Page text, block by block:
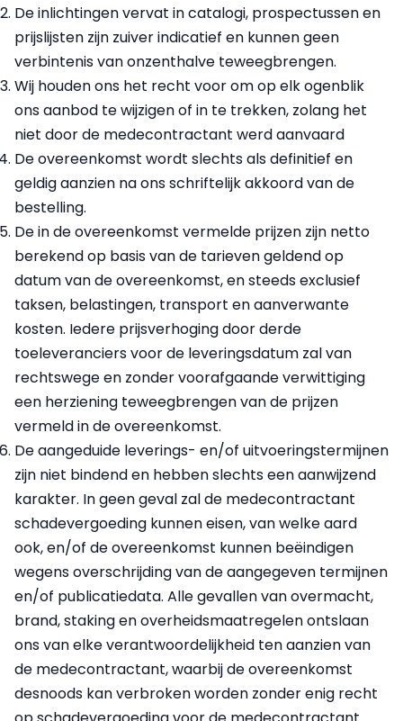
De inlichtingen vervat in catalogi, prospectussen en
prijslijsten zijn zuiver indicatief en kunnen geen
verbintenis van onzenthalve teweegbrengen.
Wij houden ons het recht voor om op elk ogenblik
ons aanbod te wijzigen of in te trekken, zolang het
niet door de medecontractant werd aanvaard
De overeenkomst wordt slechts als definitief en
geldig aanzien na ons schriftelijk akkoord van de
bestelling.
De in de overeenkomst vermelde prijzen zijn netto
berekend op basis van de tarieven geldend op
datum van de overeenkomst, en steeds exclusief
taksen, belastingen, transport en aanverwante
kosten. Iedere prijsverhoging door derde
toeleveranciers voor de leveringsdatum zal van
rechtswege en zonder voorafgaande verwittiging
een herziening teweegbrengen van de prijzen
vermeld in de overeenkomst.
De aangeduide leverings- en/of uitvoeringstermijnen
zijn niet bindend en hebben slechts een aanwijzend
karakter. In geen geval zal de medecontractant
schadevergoeding kunnen eisen, van welke aard
ook, en/of de overeenkomst kunnen beëindigen
wegens overschrijding van de aangegeven termijnen
en/of publicatiedata. Alle gevallen van overmacht,
brand, staking en overheidsmaatregelen ontslaan
ons van elke verantwoordelijkheid ten aanzien van
de medecontractant, waarbij de overeenkomst
desnoods kan verbroken worden zonder enig recht